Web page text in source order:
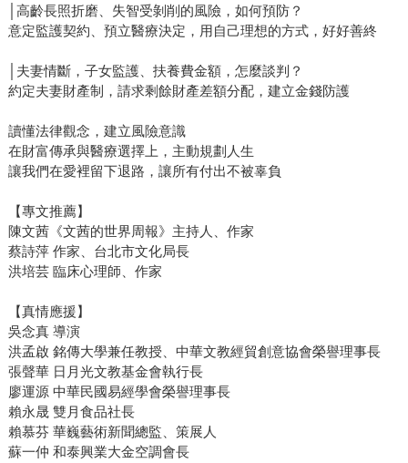
│高齡長照折磨、失智受剝削的風險，如何預防？
意定監護契約、預立醫療決定，用自己理想的方式，好好善終
│夫妻情斷，子女監護、扶養費金額，怎麼談判？
約定夫妻財產制，請求剩餘財產差額分配，建立金錢防護
讀懂法律觀念，建立風險意識
在財富傳承與醫療選擇上，主動規劃人生
讓我們在愛裡留下退路，讓所有付出不被辜負
【專文推薦】
陳文茜《文茜的世界周報》主持人、作家
蔡詩萍 作家、台北市文化局長
洪培芸 臨床心理師、作家
【真情應援】
吳念真 導演
洪孟啟 銘傳大學兼任教授、中華文教經貿創意協會榮譽理事長
張聲華 日月光文教基金會執行長
廖運源 中華民國易經學會榮譽理事長
賴永晟 雙月食品社長
賴慕芬 華巍藝術新聞總監、策展人
蘇一仲 和泰興業大金空調會長